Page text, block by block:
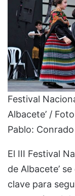
Festival
Albacete’ /
Pablo:
El III Festival
de Albacete’
clave para